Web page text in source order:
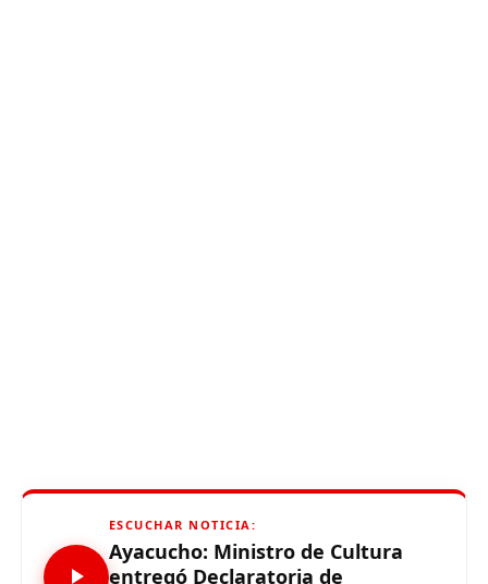
ESCUCHAR NOTICIA:
Ayacucho: Ministro de Cultura
entregó Declaratoria de